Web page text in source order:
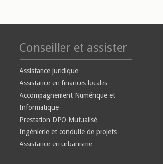
Conseiller et assister
Assistance juridique
Assistance en finances locales
Accompagnement Numérique et
Informatique
Prestation DPO Mutualisé
Ingénierie et conduite de projets
Assistance en urbanisme